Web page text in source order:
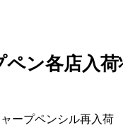
ペン各店入
ープペンシル再入荷